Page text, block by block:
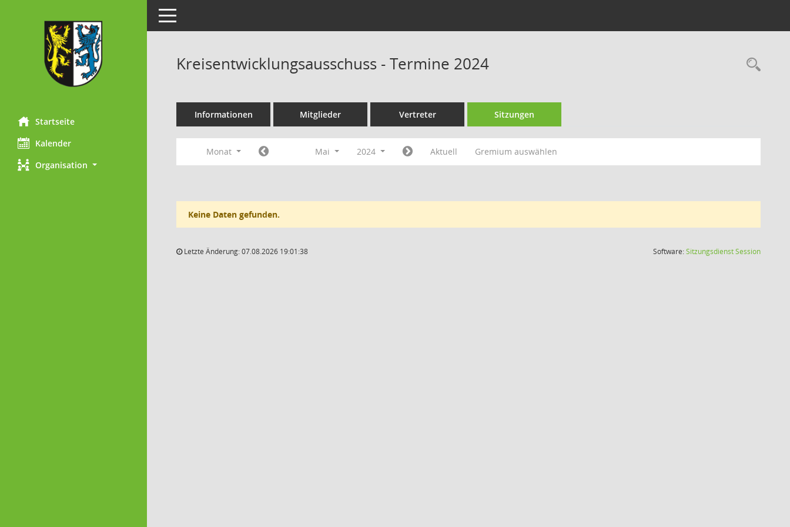
Startseite
Kalender
Organisation
Toggle navigation
Kreisentwicklungsausschuss - Termine 2024
Informationen Mitglieder Vertreter Sitzungen
Monat Mai 2024 Aktuell Gremium auswählen
Keine Daten gefunden.
Letzte Änderung: 07.08.2026 19:01:38 Software:SitzungsdienstSession(Wird in